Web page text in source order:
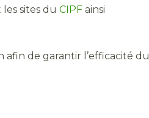
sites du CIPF ainsi
afin de garantir l’efficacité du